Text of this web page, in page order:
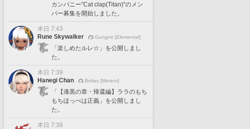
カンパニー"Cat clap(Titan)"のメン
バー募集を開始しました。
本日 7:43
Rune Skywalker
Gungnir [Elemental]
「楽しめたルレ☆」を公開しまし
た。
本日 7:39
Hanegi Chan
Belias [Meteor]
「【漆黒の章・帰還編】ララのもち
もちほっぺは正義」を公開しまし
た。
本日 7:38